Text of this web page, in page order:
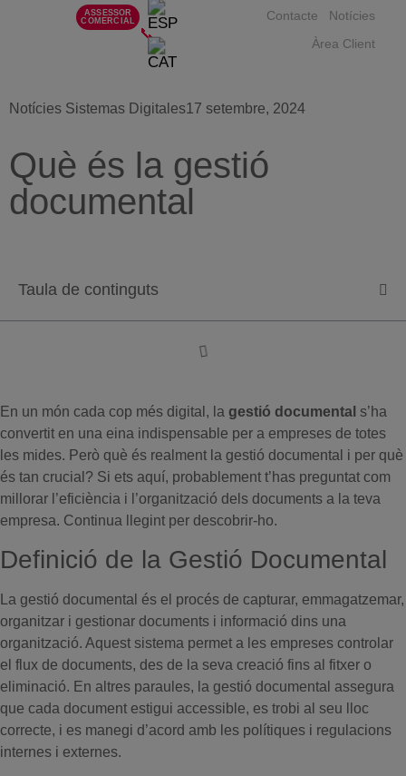
ASSESSOR
COMERCIAL
📞
Contacte
Notícies
Àrea Client
Notícies Sistemas Digitales17 setembre, 2024
Què és la gestió
documental
Taula de continguts
En un món cada cop més digital, la gestió documental s’ha
convertit en una eina indispensable per a empreses de totes
les mides. Però què és realment la gestió documental i per què
és tan crucial? Si ets aquí, probablement t’has preguntat com
millorar l’eficiència i l’organització dels documents a la teva
empresa. Continua llegint per descobrir-ho.
Definició de la Gestió Documental
La gestió documental és el procés de capturar, emmagatzemar,
organitzar i gestionar documents i informació dins una
organització. Aquest sistema permet a les empreses controlar
el flux de documents, des de la seva creació fins al fitxer o
eliminació. En altres paraules, la gestió documental assegura
que cada document estigui accessible, es trobi al seu lloc
correcte, i es manegi d’acord amb les polítiques i regulacions
internes i externes.